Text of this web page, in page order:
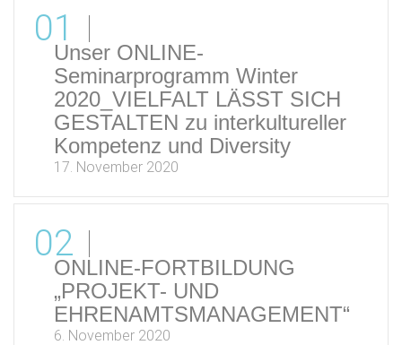
01
Unser ONLINE-
Seminarprogramm Winter
2020_VIELFALT LÄSST SICH
GESTALTEN zu interkultureller
Kompetenz und Diversity
17. November 2020
02
ONLINE-FORTBILDUNG
„PROJEKT- UND
EHRENAMTSMANAGEMENT“
6. November 2020